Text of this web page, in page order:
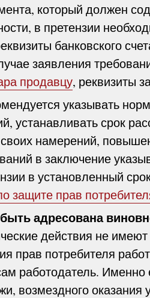
который должен
в претензии
банковского
заявления
продавцу, реквизиты
указывать
устанавливать срок
намерений,
в заключение
в установленный
защите прав
адресована
действия не
прав потребителя
работодатель. Именно
возмездного оказания